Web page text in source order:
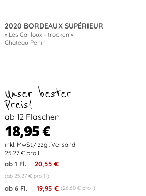
2020 BORDEAUX SUPÉRIEUR
» Les Cailloux - trocken «
Château Penin
Unser bester
Preis!
ab 12 Flaschen
18,95 €
25.27 € pro l
ab 1 Fl. 20,55 €
(ab 25,27 € pro 1 l)
ab 6 Fl. 19,95 € (26,60 € pro l)